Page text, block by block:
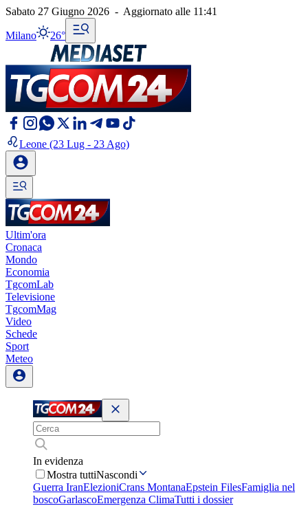
Sabato 27 Giugno 2026 - Aggiornato alle 11:41
Milano 26°
Leone (23 Lug - 23 Ago)
Ultim'ora
Cronaca
Mondo
Economia
TgcomLab
Televisione
TgcomMag
Video
Schede
Sport
Meteo
In evidenza
Mostra tuttiNascondi
Guerra IranElezioniCrans MontanaEpstein FilesFamiglia nel
boscoGarlascoEmergenza ClimaTutti i dossier